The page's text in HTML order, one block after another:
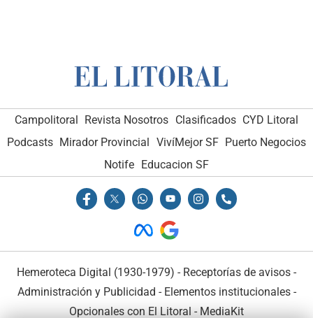
Campolitoral Revista Nosotros Clasificados CYD Litoral
Podcasts Mirador Provincial VivíMejor SF Puerto Negocios
Notife
Educacion SF
Hemeroteca Digital (1930-1979) - Receptorías de avisos -
Administración y Publicidad - Elementos institucionales-
Opcionales con El Litoral - MediaKit